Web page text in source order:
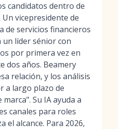
candidatos dentro de
vicepresidente de
de servicios financieros
un líder sénior con
por primera vez en
dos años. Beamery
relación, y los análisis
a largo plazo de
Su IA ayuda a
canales para roles
el alcance. Para 2026,